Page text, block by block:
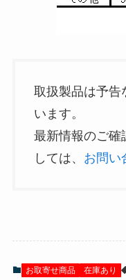
取扱製品は予告
います。
最新情報のご確
しては、 お問い
お取寄せ商品 在庫あり